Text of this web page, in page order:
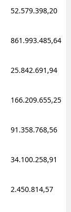
52.579.398,20
861.993.485,64
25.842.691,94
166.209.655,25
91.358.768,56
34.100.258,91
2.450.814,57